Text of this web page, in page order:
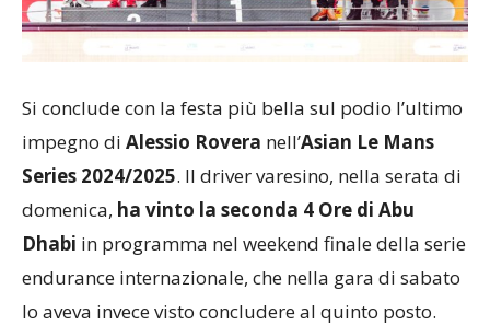
Si conclude con la festa più bella sul podio l’ultimo
impegno di Alessio Rovera nell’Asian Le Mans
Series 2024/2025. Il driver varesino, nella serata di
domenica, ha vinto la seconda 4 Ore di Abu
Dhabi in programma nel weekend finale della serie
endurance internazionale, che nella gara di sabato
lo aveva invece visto concludere al quinto posto.